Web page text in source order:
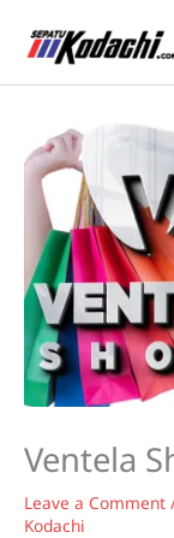
Home Sepatu
Ventela
Leave a Comment
Kodachi